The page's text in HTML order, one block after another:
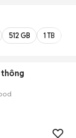
512 GB 1 TB
thông